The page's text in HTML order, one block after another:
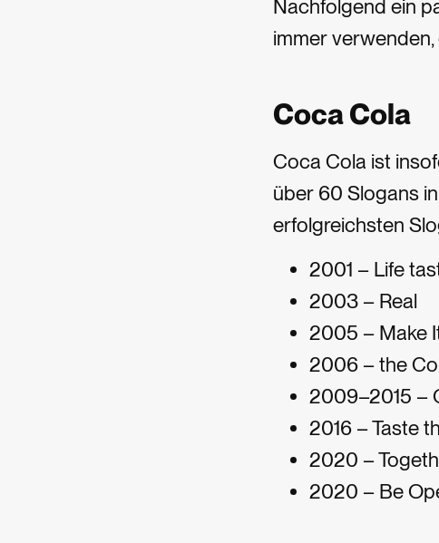
Nachfolgend ein
immer
Coca Cola
Coca Cola ist
über 60 Slogans
erfolgreichsten
2001 – Life
2003 – Real
2005 – Make
2006 – the
2009–2015 –
2016 – Taste
2020 –
2020 – Be